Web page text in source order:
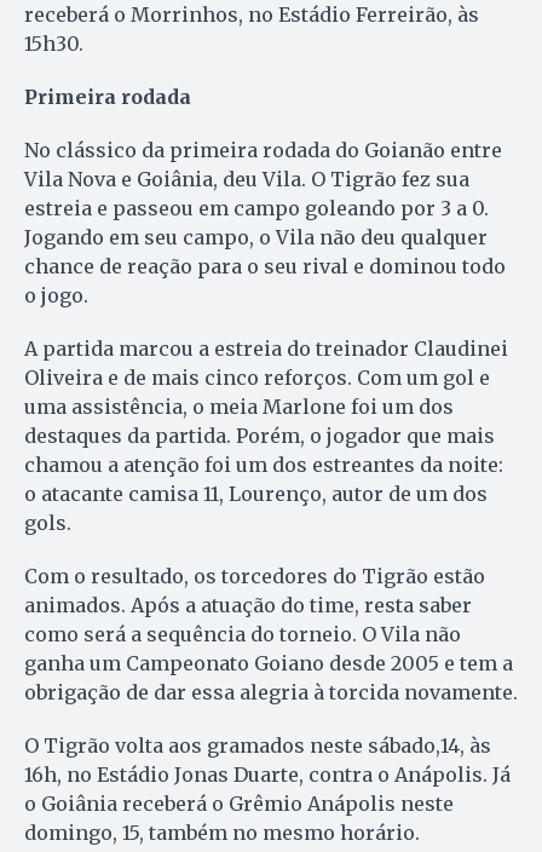
receberá o Morrinhos, no Estádio Ferreirão, às
15h30.
Primeira rodada
No clássico da primeira rodada do Goianão entre
Vila Nova e Goiânia, deu Vila. O Tigrão fez sua
estreia e passeou em campo goleando por 3 a 0.
Jogando em seu campo, o Vila não deu qualquer
chance de reação para o seu rival e dominou todo
o jogo.
A partida marcou a estreia do treinador Claudinei
Oliveira e de mais cinco reforços. Com um gol e
uma assistência, o meia Marlone foi um dos
destaques da partida. Porém, o jogador que mais
chamou a atenção foi um dos estreantes da noite:
o atacante camisa 11, Lourenço, autor de um dos
gols.
Com o resultado, os torcedores do Tigrão estão
animados. Após a atuação do time, resta saber
como será a sequência do torneio. O Vila não
ganha um Campeonato Goiano desde 2005 e tem a
obrigação de dar essa alegria à torcida novamente.
O Tigrão volta aos gramados neste sábado,14, às
16h, no Estádio Jonas Duarte, contra o Anápolis. Já
o Goiânia receberá o Grêmio Anápolis neste
domingo, 15, também no mesmo horário.